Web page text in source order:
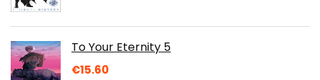
To Your Eternity 5
€15.60